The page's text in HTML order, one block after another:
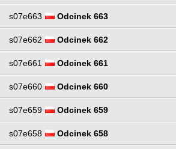
s07e663 Odcinek 663
s07e662 Odcinek 662
s07e661 Odcinek 661
s07e660 Odcinek 660
s07e659 Odcinek 659
s07e658 Odcinek 658